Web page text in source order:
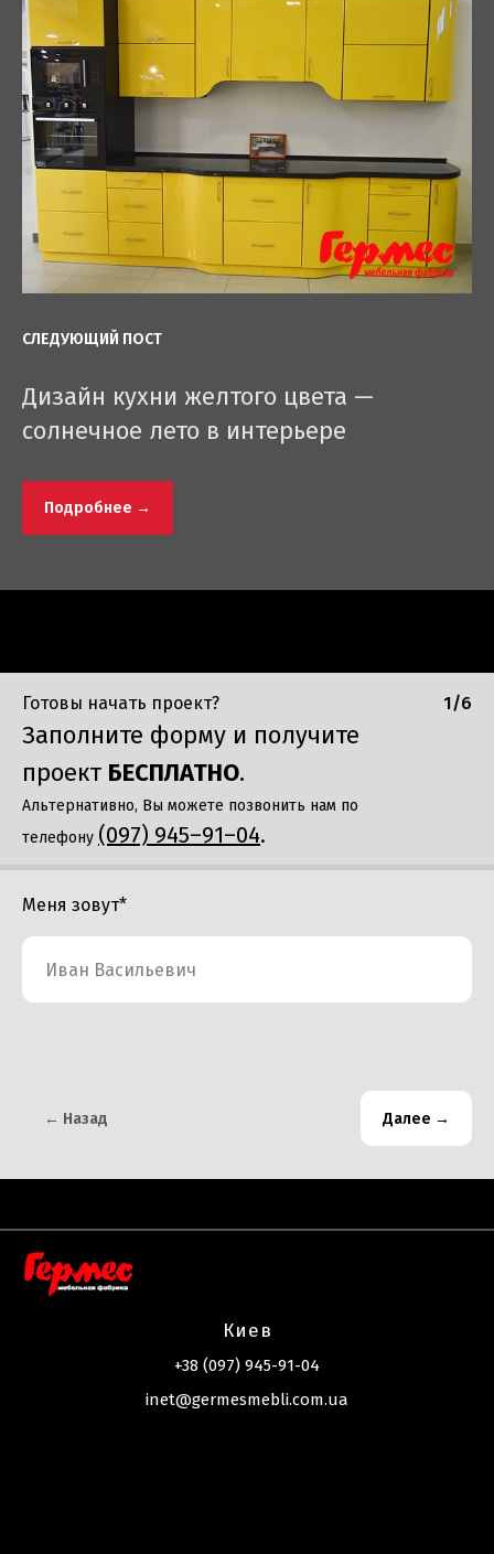
СЛЕДУЮЩИЙ ПОСТ
Дизайн кухни желтого цвета —
солнечное лето в интерьере
Подробнее →
Готовы начать проект?
Заполните форму и получите
проект БЕСПЛАТНО.
Альтернативно, Вы можете позвонить нам по
телефону (097) 945–91–04.
1/6
Меня зовут*
← Назад Далее →
Киев
+38 (097) 945-91-04
inet@germesmebli.com.ua